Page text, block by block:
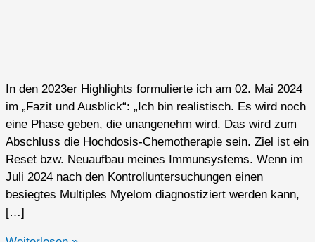
In den 2023er Highlights formulierte ich am 02. Mai 2024
im „Fazit und Ausblick“: „Ich bin realistisch. Es wird noch
eine Phase geben, die unangenehm wird. Das wird zum
Abschluss die Hochdosis-Chemotherapie sein. Ziel ist ein
Reset bzw. Neuaufbau meines Immunsystems. Wenn im
Juli 2024 nach den Kontrolluntersuchungen einen
besiegtes Multiples Myelom diagnostiziert werden kann,
[…]